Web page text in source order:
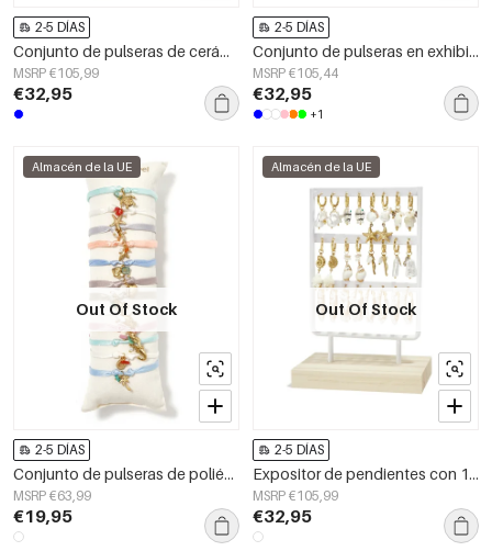
2-5 DÍAS
Conjunto de pulseras de cerámica chapadas en oro de 14 quilates con diseño de corazón, ideales para vacaciones, fiestas o la playa. Joyería para mujer.
MSRP €105,99
€32,95
2-5 DÍAS
Conjunto de pulseras en exhibición en varios colores con temática playera.
MSRP €105,44
€32,95
+1
Almacén de la UE
Out Of Stock
2-5 DÍAS
Conjunto de pulseras de poliéster con diseño de peces, ideales para vacaciones o para disfrutar de la playa. Serie romántica para mujer.
MSRP €63,99
€19,95
Almacén de la UE
Out Of Stock
2-5 DÍAS
Expositor de pendientes con 12 pares de pendientes con temática playera.
MSRP €105,99
€32,95